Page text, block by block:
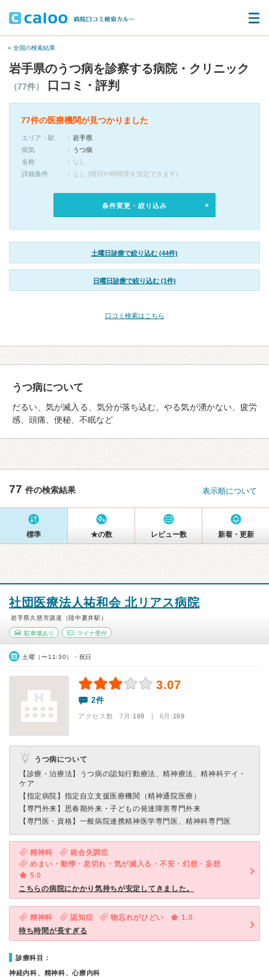
« 全国の検索結果
岩手県のうつ病を診察する病院・クリニック
（77件） 口コミ・評判
77件の医療機関が見つかりました
エリア・駅
岩手県
病気
うつ病
名称
なし
詳細条件
なし (曜日や時間帯を指定できます)
条件変更・絞り込み
土曜日診療で絞り込む (44件)
日曜日診療で絞り込む (1件)
口コミ検索はこちら
うつ病について
だるい、気が滅入る、気分が落ち込む、やる気が湧かない、疲労
感、頭痛、便秘、不眠など
77 件の検索結果 表示順について
標準 ★の数 レビュー数 新着・更新
社団医療法人祐和会 北リアス病院
岩手県久慈市源道（陸中夏井駅）
駐車場あり マイナ受付
土曜（〜11:30）・祝日
3.07
2件
アクセス数 7月:169 | 6月:169
うつ病について
【診療・治療法】
うつ病の認知行動療法、精神療法、精神科デイ・
ケア
【指定病院】 指定自立支援医療機関（精神通院医療）
【専門外来】 思春期外来・子どもの発達障害専門外来
【専門医・資格】 一般病院連携精神医学専門医、精神科専門医
精神科
統合失調症
めまい・動悸・息切れ・気が滅入る・不安・幻想・妄想
5.0
こちらの病院にかかり気持ちが安定してきました。
精神科 認知症 物忘れがひどい
1.0
待ち時間が長すぎる
診療科目：
神経内科、精神科、心療内科